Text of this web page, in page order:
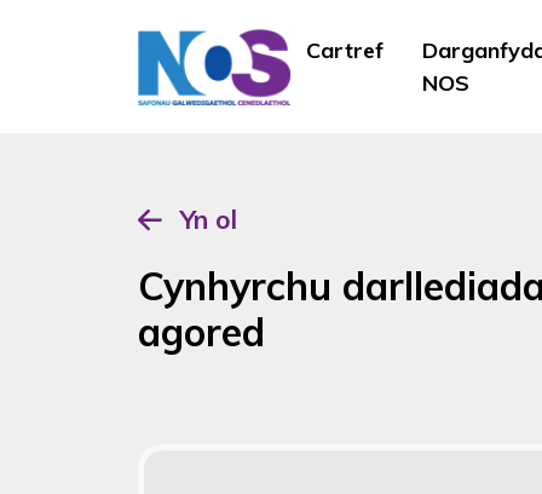
Cartref
NOS
Yn ol
Cynhyrchu
agored